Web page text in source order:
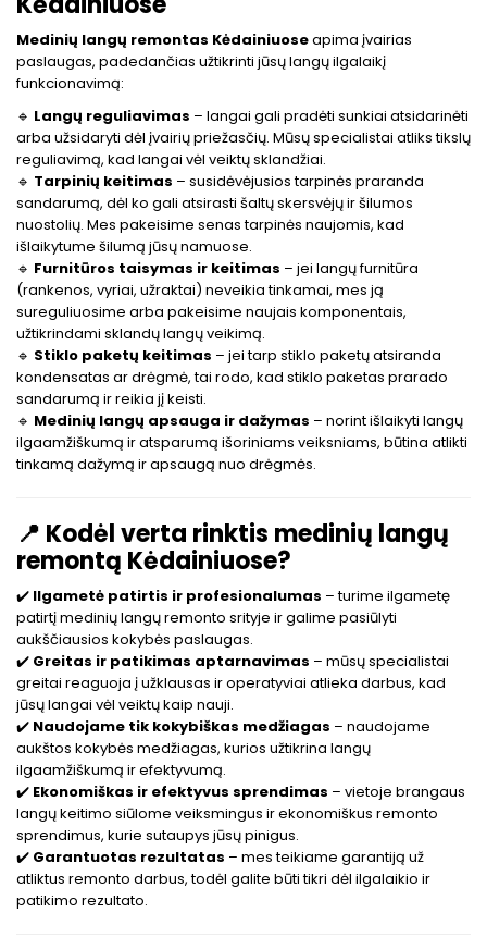
Medinių langų remontas Kėdainiuoseapima įvairias
paslaugas, padedančias užtikrinti jūsų langų ilgalaikį
funkcionavimą:
🔹 Langų reguliavimas – langai gali pradėti sunkiai atsidarinėti
arba užsidaryti dėl įvairių priežasčių. Mūsų specialistai atliks tikslų
reguliavimą, kad langai vėl veiktų sklandžiai.
🔹 Tarpinių keitimas – susidėvėjusios tarpinės praranda
sandarumą, dėl ko gali atsirasti šaltų skersvėjų ir šilumos
nuostolių. Mes pakeisime senas tarpinės naujomis, kad
išlaikytume šilumą jūsų namuose.
🔹 Furnitūros taisymas ir keitimas – jei langų furnitūra
(rankenos, vyriai, užraktai) neveikia tinkamai, mes ją
sureguliuosime arba pakeisime naujais komponentais,
užtikrindami sklandų langų veikimą.
🔹 Stiklo paketų keitimas – jei tarp stiklo paketų atsiranda
kondensatas ar drėgmė, tai rodo, kad stiklo paketas prarado
sandarumą ir reikia jį keisti.
🔹 Medinių langų apsauga ir dažymas – norint išlaikyti langų
ilgaamžiškumą ir atsparumą išoriniams veiksniams, būtina atlikti
tinkamą dažymą ir apsaugą nuo drėgmės.
📍 Kodėl verta rinktis medinių langų
remontą Kėdainiuose?
✔️ Ilgametė patirtis ir profesionalumas – turime ilgametę
patirtį medinių langų remonto srityje ir galime pasiūlyti
aukščiausios kokybės paslaugas.
✔️ Greitas ir patikimas aptarnavimas – mūsų specialistai
greitai reaguoja į užklausas ir operatyviai atlieka darbus, kad
jūsų langai vėl veiktų kaip nauji.
✔️ Naudojame tik kokybiškas medžiagas – naudojame
aukštos kokybės medžiagas, kurios užtikrina langų
ilgaamžiškumą ir efektyvumą.
✔️ Ekonomiškas ir efektyvus sprendimas – vietoje brangaus
langų keitimo siūlome veiksmingus ir ekonomiškus remonto
sprendimus, kurie sutaupys jūsų pinigus.
✔️ Garantuotas rezultatas – mes teikiame garantiją už
atliktus remonto darbus, todėl galite būti tikri dėl ilgalaikio ir
patikimo rezultato.